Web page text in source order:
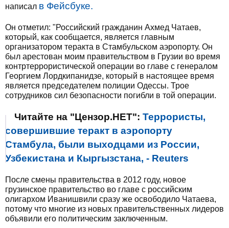
написал в Фейсбуке.
Он отметил: "Российский гражданин Ахмед Чатаев,
который, как сообщается, является главным
организатором теракта в Стамбульском аэропорту. Он
был арестован моим правительством в Грузии во время
контртеррористической операции во главе с генералом
Георгием Лордкипанидзе, который в настоящее время
является председателем полиции Одессы. Трое
сотрудников сил безопасности погибли в той операции.
Читайте на "Цензор.НЕТ": Террористы,
совершившие теракт в аэропорту
Стамбула, были выходцами из России,
Узбекистана и Кыргызстана, - Reuters
После смены правительства в 2012 году, новое
грузинское правительство во главе с российским
олигархом Иванишвили сразу же освободило Чатаева,
потому что многие из новых правительственных лидеров
объявили его политическим заключенным.